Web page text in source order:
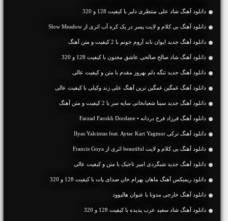
دانلود آهنگ شاد علی منتظری دلبر با کیفیت 128 و 320
دانلود آهنگ بی کلام و لایت پسر در یک کره آب اثری از Slow Meadow
دانلود آهنگ جديد ایوان باند آروم جونم با 2 کیفیت و متن آهنگ
دانلود آهنگ شاد صالح صالحی عاشق مجنون با کیفیت 128 و 320
دانلود آهنگ جديد تنگه دلم بهروز مقدم با متن و کیفیت عالی
دانلود آهنگ غمگین غمگین ترین آهنگ علی زند وکیلی با کیفیت عالی
دانلود آهنگ جديد سینا شعبانخانی سایه سر با 2 کیفیت و متن آهنگ
دانلود آهنگ فرزاد فرخ دردانه • Farzad Farokh Dordane
دانلود آهنگ ترکی Ilyas Yalcintas feat. Aytac Kart Yagmur
دانلود آهنگ بی کلام و لایت beautiful اثری از Francis Goya
دانلود آهنگ جديد شبگردی امیر تاجیک با متن و کیفیت عالی
دانلود ریمیکس آهنگ ماهان بهرام خان صدای پات با کیفیت 128 و 320
دانلود آهنگ خارجی مدونا با عنوان هالیوود
دانلود آهنگ شاد سعید عرب پدیده با کیفیت 128 و 320